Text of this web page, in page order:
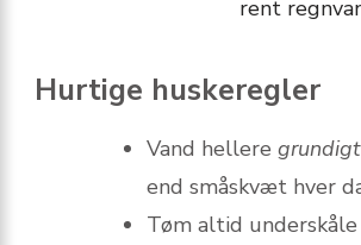
rent
Hurtige huskeregler
Vand hellere grundigt
end småskvæt hver
Tøm altid